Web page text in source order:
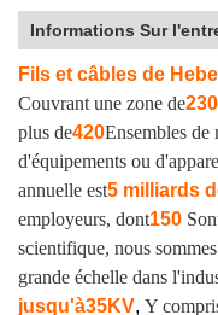
Informations Sur
Fils et câbles de
Couvrant une zone de
plus de420Ensembles de
d'équipements ou
annuelle est5 milliards
employeurs, dont150
scientifique, nous
grande échelle dans
jusqu'à35KV, Y